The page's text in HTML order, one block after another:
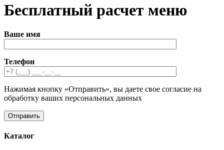
Бесплатный расчет меню
Ваше имя
Телефон
Нажимая кнопку «Отправить», вы даете свое согласие на
обработку ваших персональных данных
Каталог